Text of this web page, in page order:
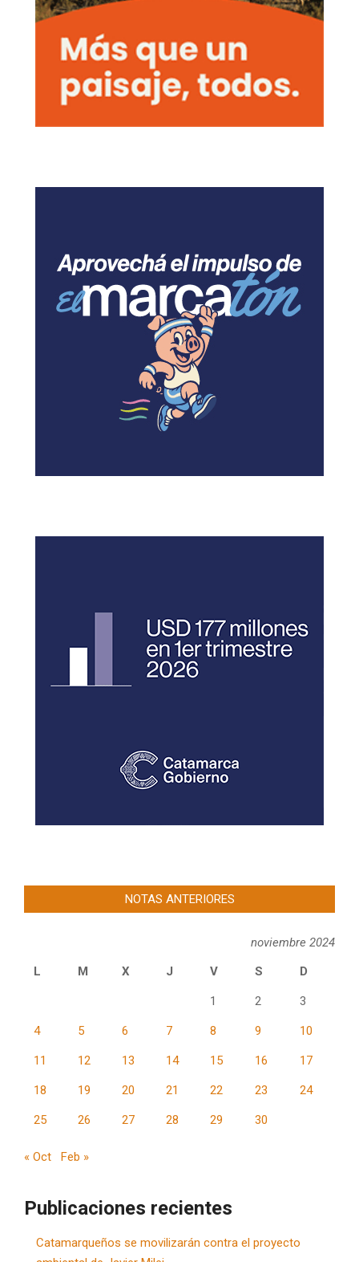
NOTAS ANTERIORES
noviembre 2024
L
M X J V S D
1 2 3
4 5 6 7 8 9 10
11 12 13 14 15 16 17
18 19 20 21 22 23 24
25 26 27 28 29 30
« Oct Feb »
Publicaciones recientes
Catamarqueños se movilizarán contra el proyecto